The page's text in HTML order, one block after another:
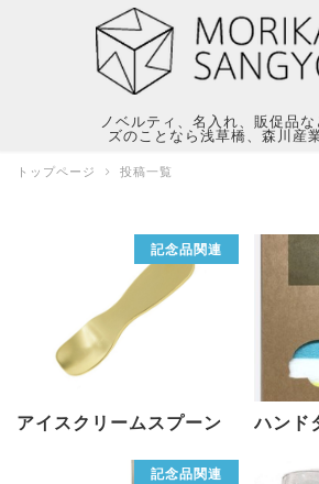
ノベルティ、名入れ、販促品な
ズのことなら浅草橋、森川産
トップページ 投稿一覧
記念品関連
アイスクリームスプーン ハンド
記念品関連